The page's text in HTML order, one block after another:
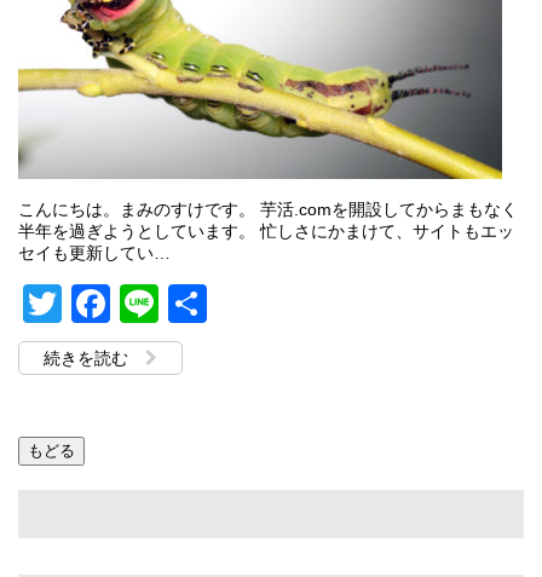
こんにちは。まみのすけです。 芋活.comを開設してからまもなく
半年を過ぎようとしています。 忙しさにかまけて、サイトもエッ
セイも更新してい…
TwitterFacebook
Line
続きを読む